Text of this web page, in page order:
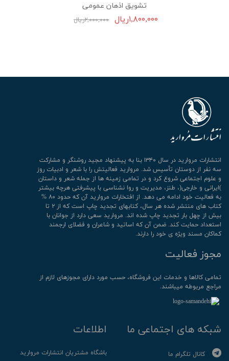
تشویق اذهان عمومی
۱,۸۰۰,۰۰۰ریال ۲,۰۰۰,۰۰۰ریال
انتشارات مروارید در سال ۱۳۴۰ بنا به پیشنهاد مجید روشنگر و مشارکت
سه نفر از دوستان تأسیس شد. مروارید فعالیتش را با شعر و ادبیات روز
و علوم اجتماعی شروع کرد و در تمامی زمینه ها از جمله شعر و داستان
)ایرانی و خارجی(، طنز، مدیریت و روا نشناسی با پیشرفتی هرچه بیشتر
به فعالیت خود ادامه می دهد. از افتخارات مروارید آن که حدود ۸۰ %
کتاب های منتشر شده هر سال، کتابهای تجدید چاپ است که از ۲ تا
بیش از چهل بار تجدید چاپ شده اند. مروارید سعی دارد از جوانان با
استعداد حمایت کند. ضمن آن که اساتید و شاعران و فضلای ارجمند
کماکان مسند ویژه ی خود را دارند.
مجوز فعالیت
تمامی كالاها و خدمات این فروشگاه، حسب مورد دارای مجوزهای لازم از
مراجع مربوطه میباشند.
شبکه های اجتماعی ما
کانال تلگرام ما
اطلاعات
باشگاه مشتریان انتشارات مروارید